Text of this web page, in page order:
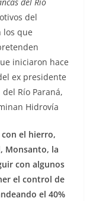
del
los que
iniciaron hace
ex presidente
Río Paraná,
Hidrovía
con el hierro,
Monsanto, la
con algunos
el control de
el 40%